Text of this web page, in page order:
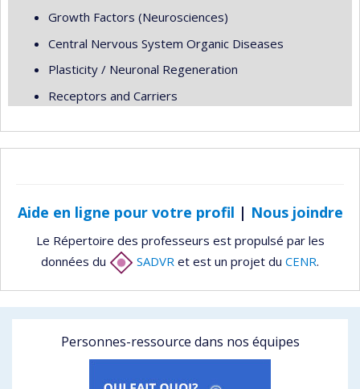
Growth Factors (Neurosciences)
Central Nervous System Organic Diseases
Plasticity / Neuronal Regeneration
Receptors and Carriers
Aide en ligne pour votre profil | Nous joindre
Le Répertoire des professeurs est propulsé par les
données du
SADVR et est un projet du CENR.
Personnes-ressource dans nos équipes